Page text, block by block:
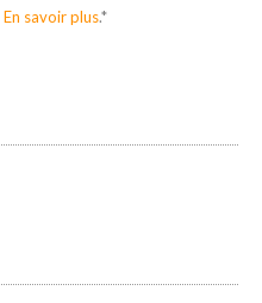
En savoir plus.*